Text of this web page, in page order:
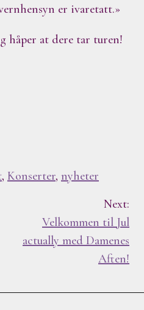
er ivaretatt.»
håper at dere tar turen!
, Konserter, nyheter
Next:
Velkommen til Jul
actually med Damenes
Aften!